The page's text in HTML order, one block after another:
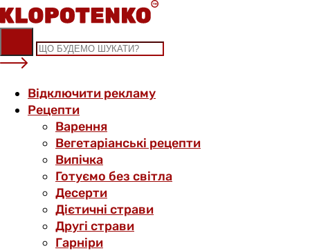
Skip
to
content
Відключити рекламу
Рецепти
Варення
Вегетаріанські рецепти
Випічка
Готуємо без світла
Десерти
Дієтичні страви
Другі страви
Гарніри